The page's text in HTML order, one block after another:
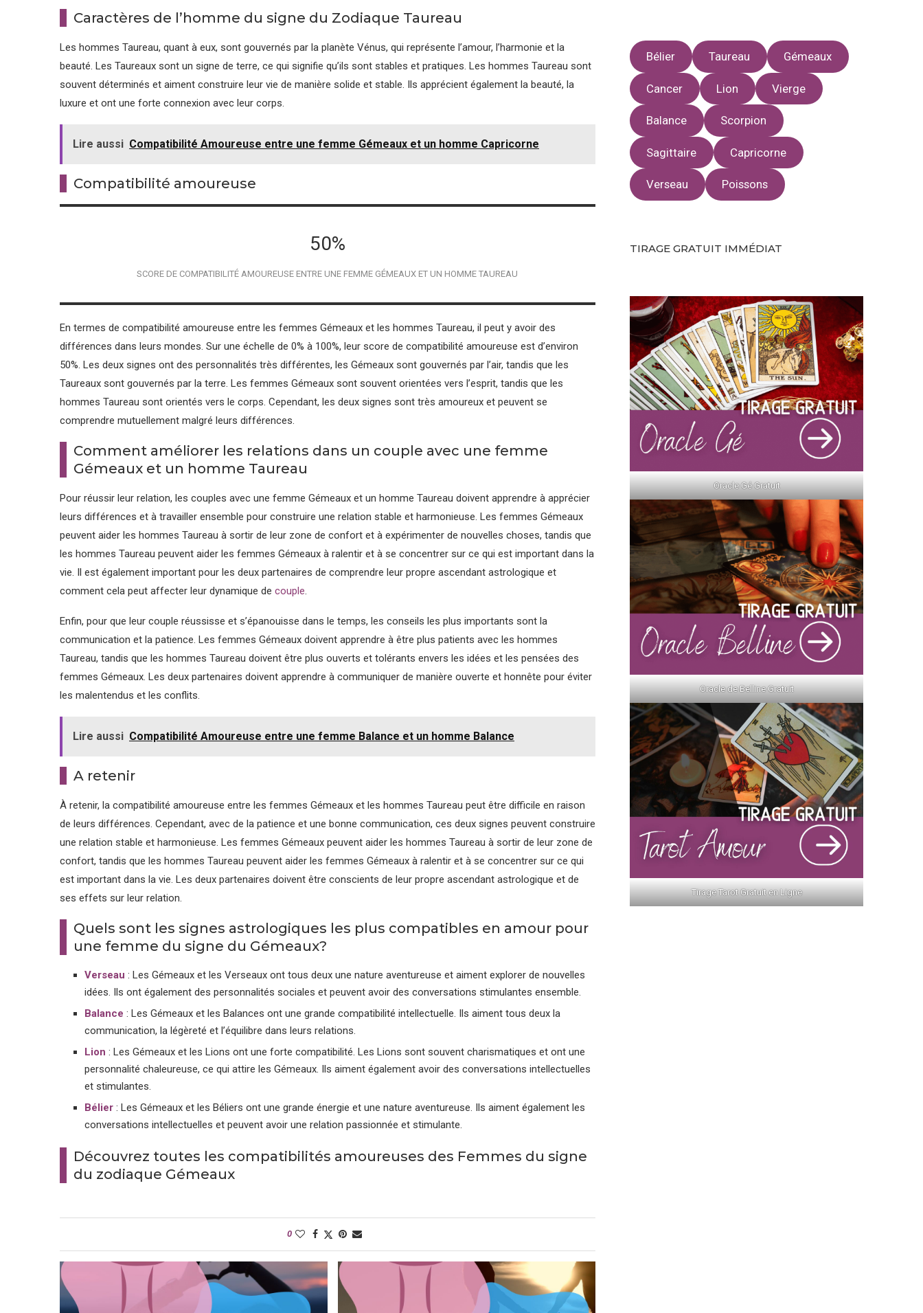
Caractères de l’homme du signe du Zodiaque Taureau
Les hommes Taureau, quant à eux, sont gouvernés par la planète Vénus, qui représente l’amour, l’harmonie et la
beauté. Les Taureaux sont un signe de terre, ce qui signifie qu’ils sont stables et pratiques. Les hommes Taureau sont
souvent déterminés et aiment construire leur vie de manière solide et stable. Ils apprécient également la beauté, la
luxure et ont une forte connexion avec leur corps.
Lire aussi Compatibilité Amoureuse entre une femme Gémeaux et un homme Capricorne
Compatibilité amoureuse
50%
SCORE DE COMPATIBILITÉ AMOUREUSE ENTRE UNE FEMME GÉMEAUX ET UN HOMME TAUREAU
En termes de compatibilité amoureuse entre les femmes Gémeaux et les hommes Taureau, il peut y avoir des
différences dans leurs mondes. Sur une échelle de 0% à 100%, leur score de compatibilité amoureuse est d’environ
50%. Les deux signes ont des personnalités très différentes, les Gémeaux sont gouvernés par l’air, tandis que les
Taureaux sont gouvernés par la terre. Les femmes Gémeaux sont souvent orientées vers l’esprit, tandis que les
hommes Taureau sont orientés vers le corps. Cependant, les deux signes sont très amoureux et peuvent se
comprendre mutuellement malgré leurs différences.
Comment améliorer les relations dans un couple avec une femme
Gémeaux et un homme Taureau
Pour réussir leur relation, les couples avec une femme Gémeaux et un homme Taureau doivent apprendre à apprécier
leurs différences et à travailler ensemble pour construire une relation stable et harmonieuse. Les femmes Gémeaux
peuvent aider les hommes Taureau à sortir de leur zone de confort et à expérimenter de nouvelles choses, tandis que
les hommes Taureau peuvent aider les femmes Gémeaux à ralentir et à se concentrer sur ce qui est important dans la
vie. Il est également important pour les deux partenaires de comprendre leur propre ascendant astrologique et
comment cela peut affecter leur dynamique de couple.
Enfin, pour que leur couple réussisse et s’épanouisse dans le temps, les conseils les plus importants sont la
communication et la patience. Les femmes Gémeaux doivent apprendre à être plus patients avec les hommes
Taureau, tandis que les hommes Taureau doivent être plus ouverts et tolérants envers les idées et les pensées des
femmes Gémeaux. Les deux partenaires doivent apprendre à communiquer de manière ouverte et honnête pour éviter
les malentendus et les conflits.
Lire aussi Compatibilité Amoureuse entre une femme Balance et un homme Balance
A retenir
À retenir, la compatibilité amoureuse entre les femmes Gémeaux et les hommes Taureau peut être difficile en raison
de leurs différences. Cependant, avec de la patience et une bonne communication, ces deux signes peuvent construire
une relation stable et harmonieuse. Les femmes Gémeaux peuvent aider les hommes Taureau à sortir de leur zone de
confort, tandis que les hommes Taureau peuvent aider les femmes Gémeaux à ralentir et à se concentrer sur ce qui
est important dans la vie. Les deux partenaires doivent être conscients de leur propre ascendant astrologique et de
ses effets sur leur relation.
Quels sont les signes astrologiques les plus compatibles en amour pour
une femme du signe du Gémeaux?
Verseau : Les Gémeaux et les Verseaux ont tous deux une nature aventureuse et aiment explorer de nouvelles
idées. Ils ont également des personnalités sociales et peuvent avoir des conversations stimulantes ensemble.
Balance : Les Gémeaux et les Balances ont une grande compatibilité intellectuelle. Ils aiment tous deux la
communication, la légèreté et l’équilibre dans leurs relations.
Lion : Les Gémeaux et les Lions ont une forte compatibilité. Les Lions sont souvent charismatiques et ont une
personnalité chaleureuse, ce qui attire les Gémeaux. Ils aiment également avoir des conversations intellectuelles
et stimulantes.
Bélier : Les Gémeaux et les Béliers ont une grande énergie et une nature aventureuse. Ils aiment également les
conversations intellectuelles et peuvent avoir une relation passionnée et stimulante.
Découvrez toutes les compatibilités amoureuses des Femmes du signe
du zodiaque Gémeaux
0
Bélier Taureau Gémeaux
Cancer Lion Vierge
Balance Scorpion
Sagittaire Capricorne
Verseau Poissons
TIRAGE GRATUIT IMMÉDIAT
Oracle Gé Gratuit
Oracle de Belline Gratuit
Tirage Tarot Gratuit en Ligne